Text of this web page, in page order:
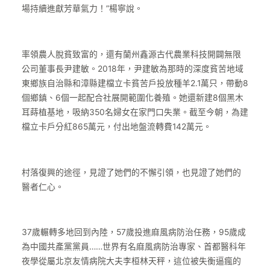
場持續進獻芳華氣力！”楊寧說。
率領農人脫貧致富的，還有蘭州鑫源古代農業科技開闢無限
公司董事長尹建敏。2018年，尹建敏為那時的深度貧苦地域
東鄉族自治縣和漳縣建檔立卡貧苦戶投放種羊2.1萬只，帶動8
個鄉鎮、6個一起配合社展開範圍化養殖。她還新建8個黑木
耳蒔植基地，吸納350名婦女在家門口失業。截至今朝，為建
檔立卡戶分紅865萬元，付出地盤流轉費142萬元。
村落復興的途徑，見證了她們的不懈引領，也見證了她們的
醫者仁心。
37歲輾轉多地回到內陸，57歲投進麻風病防治任務，95歲成
為中國共產黨黨員……世界有名麻風病防治專家、首都醫科年
夜學從屬北京友情病院大夫李桓林天秤，這位被失衡逼瘋的